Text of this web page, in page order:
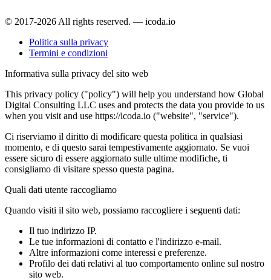
© 2017-2026 All rights reserved. — icoda.io
Politica sulla privacy
Termini e condizioni
Informativa sulla privacy del sito web
This privacy policy ("policy") will help you understand how Global
Digital Consulting LLC uses and protects the data you provide to us
when you visit and use https://icoda.io ("website", "service").
Ci riserviamo il diritto di modificare questa politica in qualsiasi
momento, e di questo sarai tempestivamente aggiornato. Se vuoi
essere sicuro di essere aggiornato sulle ultime modifiche, ti
consigliamo di visitare spesso questa pagina.
Quali dati utente raccogliamo
Quando visiti il sito web, possiamo raccogliere i seguenti dati:
Il tuo indirizzo IP.
Le tue informazioni di contatto e l'indirizzo e-mail.
Altre informazioni come interessi e preferenze.
Profilo dei dati relativi al tuo comportamento online sul nostro
sito web.